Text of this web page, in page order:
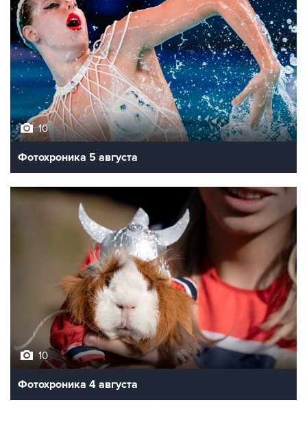
10
Фотохроника 5 августа
10
Фотохроника 4 августа